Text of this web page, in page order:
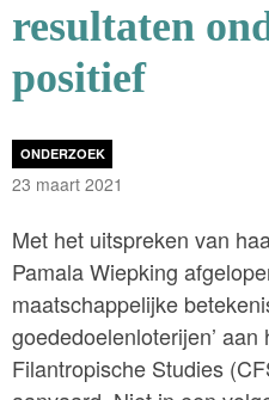
resultaten
positief
ONDERZOEK
23 maart 2021
Met het uitspreken van
Pamala Wiepking
maatschappelijke
goededoelenloterijen’
Filantropische Studies